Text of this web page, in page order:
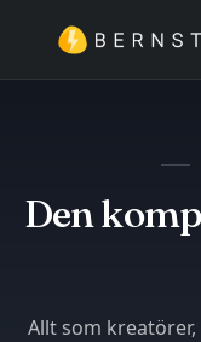
Den
Allt som